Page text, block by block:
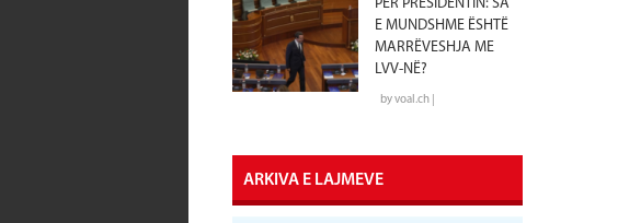
PËR PRESIDENTIN: SA
E MUNDSHME ËSHTË
MARRËVESHJA ME
LVV-NË?
by voal.ch |
ARKIVA E LAJMEVE